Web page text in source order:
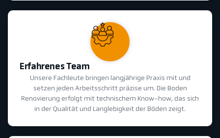
Erfahrenes Team
Unsere Fachleute bringen langjährige Praxis mit und
setzen jeden Arbeitsschritt präzise um. Die Boden
Renovierung erfolgt mit technischem Know-how, das sich
in der Qualität und Langlebigkeit der Böden zeigt.